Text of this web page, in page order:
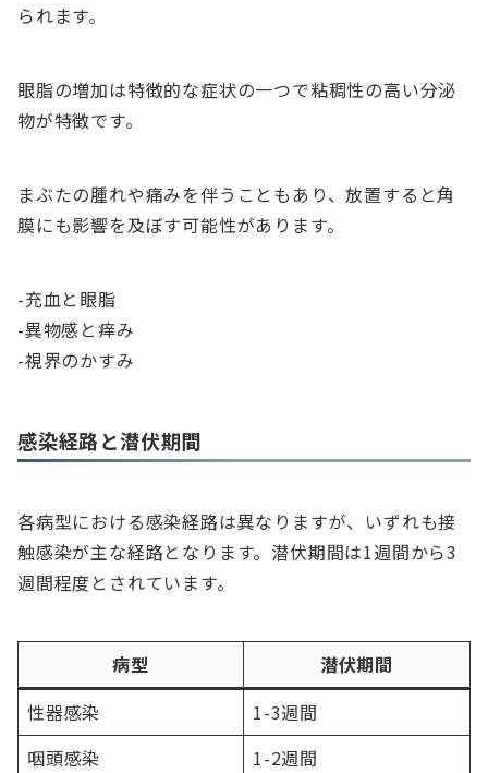
られます。
眼脂の増加は特徴的な症状の一つで粘稠性の高い分泌
物が特徴です。
まぶたの腫れや痛みを伴うこともあり、放置すると角
膜にも影響を及ぼす可能性があります。
-充血と眼脂
-異物感と痒み
-視界のかすみ
感染経路と潜伏期間
各病型における感染経路は異なりますが、いずれも接
触感染が主な経路となります。潜伏期間は1週間から3
週間程度とされています。
病型
潜伏期間
性器感染
1-3週間
咽頭感染
1-2週間